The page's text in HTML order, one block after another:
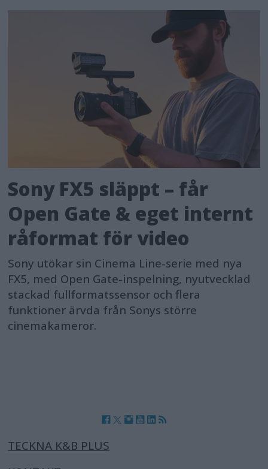
Sony FX5 släppt – får
Open Gate & eget internt
råformat för video
Sony utökar sin Cinema Line-serie med nya
FX5, med Open Gate-inspelning, nyutvecklad
stackad fullformatssensor och flera
funktioner ärvda från Sonys större
cinemakameror.
TECKNA K&B PLUS